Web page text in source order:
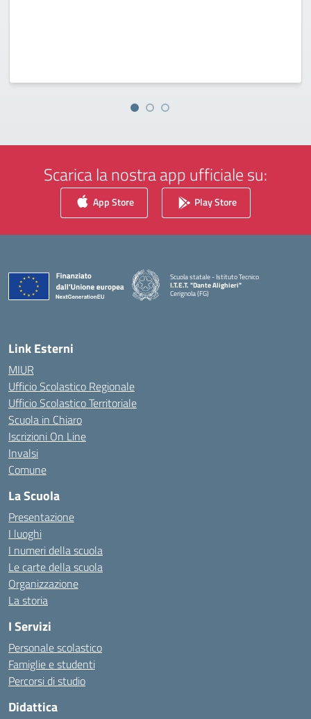
Scarica la nostra app ufficiale su:
App Store Play Store
Scuola statale - Istituto Tecnico
I.T.E.T. "Dante Alighieri"
Cerignola (FG)
— Visita la pagina iniziale della scuola
Link Esterni
MIUR
Ufficio Scolastico Regionale
Ufficio Scolastico Territoriale
Scuola in Chiaro
Iscrizioni On Line
Invalsi
Comune
La Scuola
Presentazione
I luoghi
I numeri della scuola
Le carte della scuola
Organizzazione
La storia
I Servizi
Personale scolastico
Famiglie e studenti
Percorsi di studio
Didattica